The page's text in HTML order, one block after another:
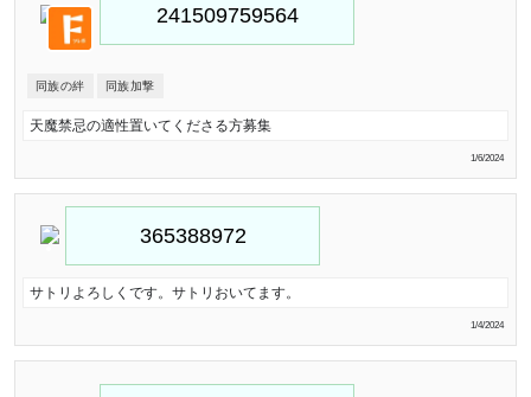
同族の絆 同族加撃
天魔禁忌の適性置いてくださる方募集
1/6/2024
サトリよろしくです。サトリおいてます。
1/4/2024